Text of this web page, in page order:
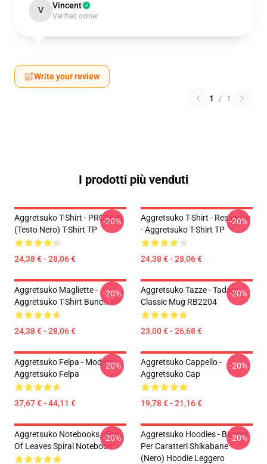
V Vincent
Verified owner
Write your review
1 / 1
I prodotti più venduti
Aggretsuko T-Shirt - PROTEIN
(testo Nero) T-Shirt TP
24,38 € - 28,06 €
-20%
Aggretsuko T-Shirt - Resasuke
- Aggretsuko T-Shirt TP
24,38 € - 28,06 €
-20%
Aggretsuko Magliette -
Aggretsuko T-Shirt Bunch TP
24,38 € - 28,06 €
-20%
Aggretsuko Tazze - Tadano
Classic Mug RB2204
23,00 € - 26,68 €
-20%
Aggretsuko Felpa - Moda
Aggretsuko Felpa
37,67 € - 44,11 €
-20%
Aggretsuko Cappello -
Aggretsuko Cap
19,78 € - 21,16 €
-20%
Aggretsuko Notebooks - Fox
Of Leaves Spiral Notebook
-20%
Aggretsuko Hoodies - Banner
Per Caratteri Shikabane
(nero) Hoodie Leggero
-20%